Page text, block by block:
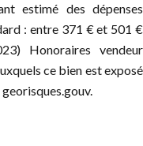
estimé des dépenses
: entre 371 € et 501 €
Honoraires vendeur
ce bien est exposé